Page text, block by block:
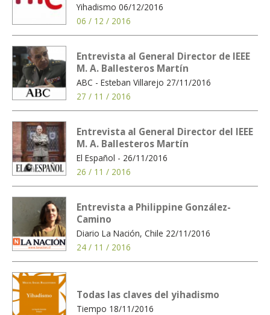
Yihadismo 06/12/2016
06 / 12 / 2016
Entrevista al General Director de IEEE
M. A. Ballesteros Martín
ABC - Esteban Villarejo 27/11/2016
27 / 11 / 2016
Entrevista al General Director del IEEE
M. A. Ballesteros Martín
El Español - 26/11/2016
26 / 11 / 2016
Entrevista a Philippine González-
Camino
Diario La Nación, Chile 22/11/2016
24 / 11 / 2016
Todas las claves del yihadismo
Tiempo 18/11/2016